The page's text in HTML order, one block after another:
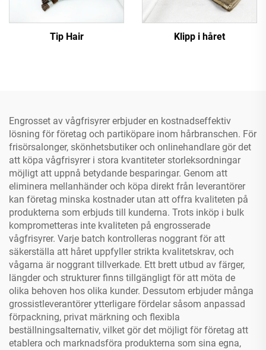
Tip Hair Klipp i håret
Engrosset av vågfrisyrer erbjuder en kostnadseffektiv
lösning för företag och partiköpare inom hårbranschen. För
frisörsalonger, skönhetsbutiker och onlinehandlare gör det
att köpa vågfrisyrer i stora kvantiteter storleksordningar
möjligt att uppnå betydande besparingar. Genom att
eliminera mellanhänder och köpa direkt från leverantörer
kan företag minska kostnader utan att offra kvaliteten på
produkterna som erbjuds till kunderna. Trots inköp i bulk
komprometteras inte kvaliteten på engrosserade
vågfrisyrer. Varje batch kontrolleras noggrant för att
säkerställa att håret uppfyller strikta kvalitetskrav, och
vågarna är noggrant tillverkade. Ett brett utbud av färger,
längder och strukturer finns tillgängligt för att möta de
olika behoven hos olika kunder. Dessutom erbjuder många
grossistleverantörer ytterligare fördelar såsom anpassad
förpackning, privat märkning och flexibla
beställningsalternativ, vilket gör det möjligt för företag att
etablera och marknadsföra produkterna som sina egna,